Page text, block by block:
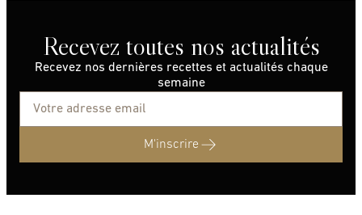
Recevez toutes nos actualités
Recevez nos dernières recettes et actualités chaque
semaine
M'inscrire